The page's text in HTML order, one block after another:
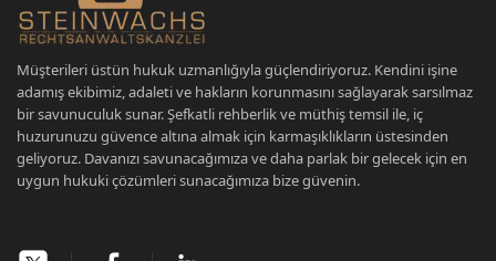
Müşterileri üstün hukuk uzmanlığıyla güçlendiriyoruz. Kendini işine
adamış ekibimiz, adaleti ve hakların korunmasını sağlayarak sarsılmaz
bir savunuculuk sunar. Şefkatli rehberlik ve müthiş temsil ile, iç
huzurunuzu güvence altına almak için karmaşıklıkların üstesinden
geliyoruz. Davanızı savunacağımıza ve daha parlak bir gelecek için en
uygun hukuki çözümleri sunacağımıza bize güvenin.